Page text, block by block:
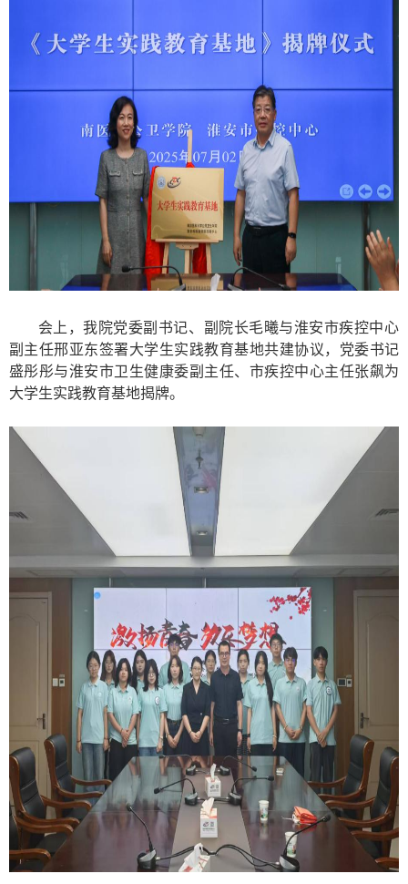
会上，我院党委副书记、副院长毛曦与淮安市疾控中心
副主任邢亚东签署大学生实践教育基地共建协议， 党委书记
盛彤彤与淮安市卫生健康委副主任、市疾控中心主任张飙为
大学生实践教育基地揭牌。